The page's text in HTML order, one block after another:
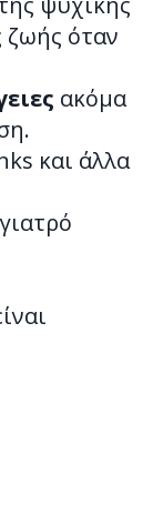
ζωής όταν
ακόμα
και άλλα